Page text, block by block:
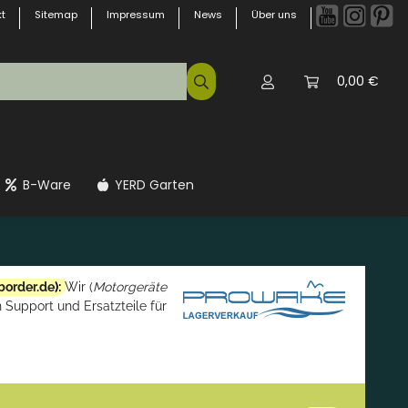
Sitemap Impressum News Über uns
0,00 €
B-Ware YERD Garten
): Wir (Motorgeräte
Support und Ersatzteile für